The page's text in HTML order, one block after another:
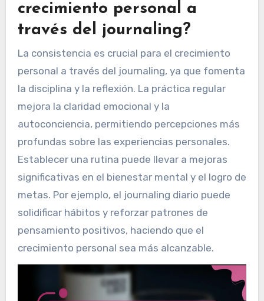
crecimiento personal a
través del journaling?
La consistencia es crucial para el crecimiento
personal a través del journaling, ya que fomenta
la disciplina y la reflexión. La práctica regular
mejora la claridad emocional y la
autoconciencia, permitiendo percepciones más
profundas sobre las experiencias personales.
Establecer una rutina puede llevar a mejoras
significativas en el bienestar mental y el logro de
metas. Por ejemplo, el journaling diario puede
solidificar hábitos y reforzar patrones de
pensamiento positivos, haciendo que el
crecimiento personal sea más alcanzable.